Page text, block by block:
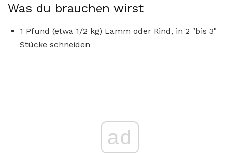
Was du brauchen wirst
1 Pfund (etwa 1/2 kg) Lamm oder Rind, in 2 "bis 3"
Stücke schneiden
ad